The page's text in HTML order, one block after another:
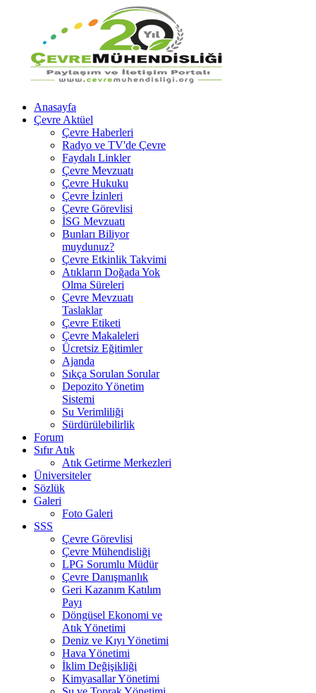
Anasayfa
Çevre Aktüel
Çevre Haberleri
Radyo ve TV'de Çevre
Faydalı Linkler
Çevre Mevzuatı
Çevre Hukuku
Çevre İzinleri
Çevre Görevlisi
İSG Mevzuatı
Bunları Biliyor
muydunuz?
Çevre Etkinlik Takvimi
Atıkların Doğada Yok
Olma Süreleri
Çevre Mevzuatı
Taslaklar
Çevre Etiketi
Çevre Makaleleri
Ücretsiz Eğitimler
Ajanda
Sıkça Sorulan Sorular
Depozito Yönetim
Sistemi
Su Verimliliği
Sürdürülebilirlik
Forum
Sıfır Atık
Atık Getirme Merkezleri
Üniversiteler
Sözlük
Galeri
Foto Galeri
SSS
Çevre Görevlisi
Çevre Mühendisliği
LPG Sorumlu Müdür
Çevre Danışmanlık
Geri Kazanım Katılım
Payı
Döngüsel Ekonomi ve
Atık Yönetimi
Deniz ve Kıyı Yönetimi
Hava Yönetimi
İklim Değişikliği
Kimyasallar Yönetimi